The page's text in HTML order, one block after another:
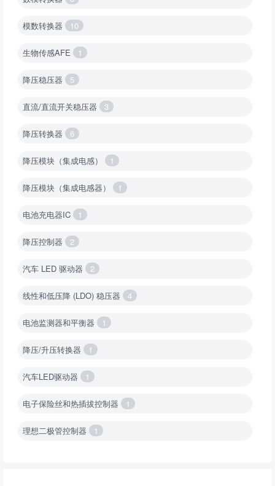
模数转换器 10
生物传感AFE 1
降压稳压器 5
直流/直流开关稳压器 3
降压转换器 6
降压模块（集成电感） 1
降压模块（集成电感器） 1
电池充电器IC 1
降压控制器 2
汽车 LED 驱动器 2
线性和低压降 (LDO) 稳压器 4
电池监测器和平衡器 1
降压/升压转换器 1
汽车LED驱动器 1
电子保险丝和热插拔控制器 1
理想二极管控制器 1